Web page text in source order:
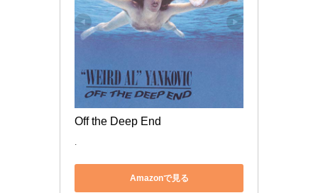
Off the Deep End
.
Amazonで見る